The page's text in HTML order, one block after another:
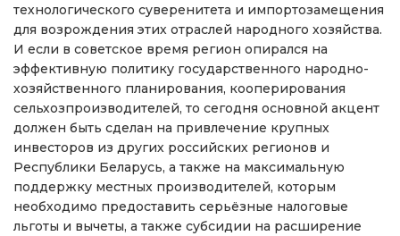
технологического суверенитета и импортозамещения
для возрождения этих отраслей народного хозяйства.
И если в советское время регион опирался на
эффективную политику государственного народно-
хозяйственного планирования, кооперирования
сельхозпроизводителей, то сегодня основной акцент
должен быть сделан на привлечение крупных
инвесторов из других российских регионов и
Республики Беларусь, а также на максимальную
поддержку местных производителей, которым
необходимо предоставить серьёзные налоговые
льготы и вычеты, а также субсидии на расширение